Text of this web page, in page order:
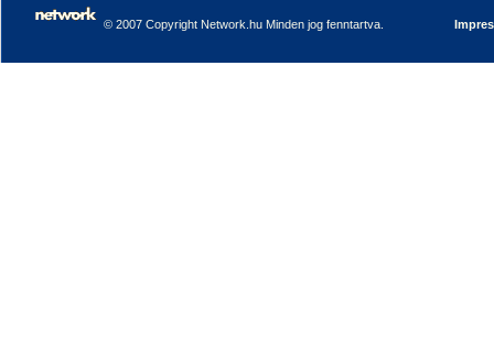
© 2007 Copyright Network.hu Minden jog fenntartva.